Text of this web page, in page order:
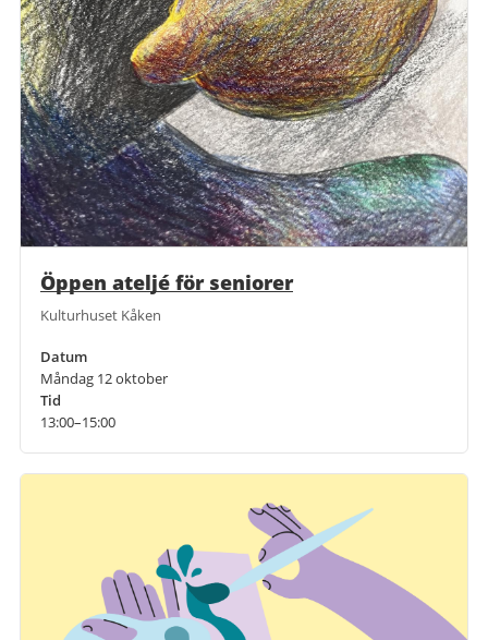
Öppen ateljé för seniorer
Kulturhuset Kåken
Datum
Måndag 12 oktober
Tid
13:00–15:00